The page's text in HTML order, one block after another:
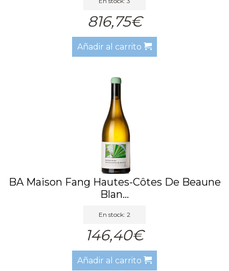
816,75€
Añadir al carrito
BA Maison Fang Hautes-Côtes De Beaune
Blan...
En stock: 2
146,40€
Añadir al carrito